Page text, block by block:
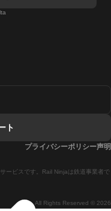
での列車
列車
での列車
までの列車All Rights Reserved © 2026
ービスです。Rail Ninjaは鉄道事業者で
ト
プライバシーポリシー声明